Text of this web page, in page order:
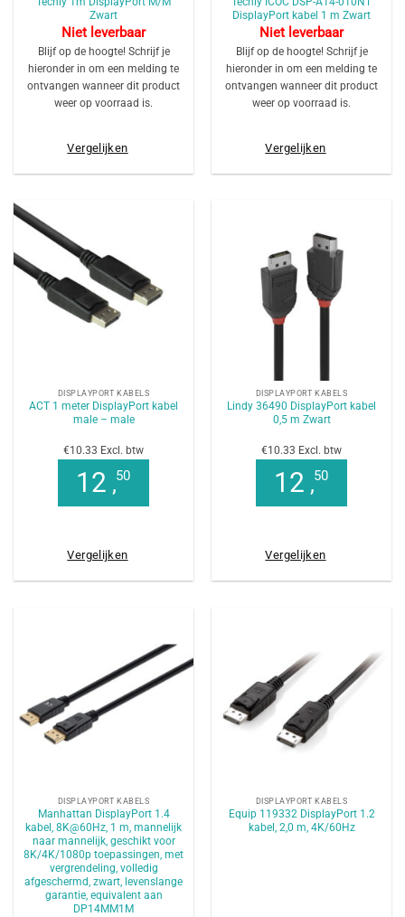
Zwart
Niet leverbaar
Blijf op de hoogte! Schrijf je
hieronder in om een melding te
ontvangen wanneer dit product
weer op voorraad is.
Vergelijken
DisplayPort kabel 1 m Zwart
Niet leverbaar
Blijf op de hoogte! Schrijf je
hieronder in om een melding te
ontvangen wanneer dit product
weer op voorraad is.
Vergelijken
DISPLAYPORT KABELS
ACT 1 meter DisplayPort kabel
male – male
€10.33 Excl. btw
12 ,50
Vergelijken
DISPLAYPORT KABELS
Lindy 36490 DisplayPort kabel
0,5 m Zwart
€10.33 Excl. btw
12 ,50
Vergelijken
DISPLAYPORT KABELS
Manhattan DisplayPort 1.4
kabel, 8K@60Hz, 1 m, mannelijk
naar mannelijk, geschikt voor
8K/4K/1080p toepassingen, met
vergrendeling, volledig
afgeschermd, zwart, levenslange
garantie, equivalent aan
DP14MM1M
DISPLAYPORT KABELS
Equip 119332 DisplayPort 1.2
kabel, 2,0 m, 4K/60Hz